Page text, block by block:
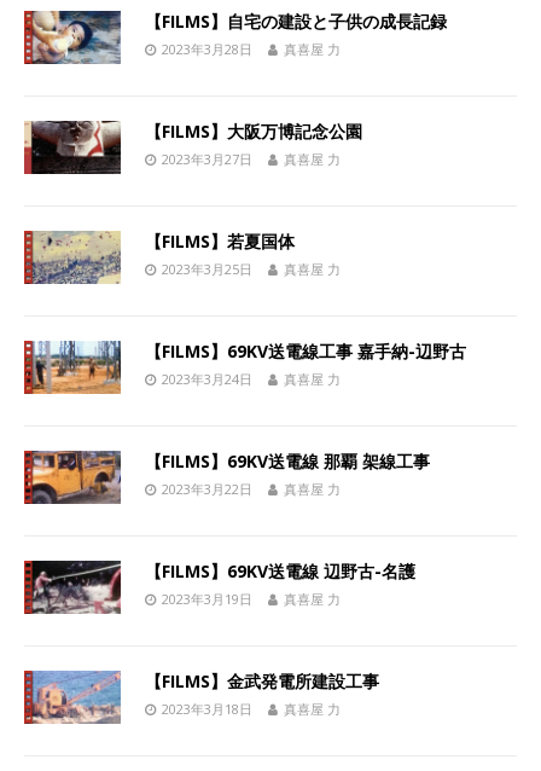
【FILMS】自宅の建設と子供の成長記録
2023年3月28日 真喜屋 力
【FILMS】大阪万博記念公園
2023年3月27日 真喜屋 力
【FILMS】若夏国体
2023年3月25日 真喜屋 力
【FILMS】69KV送電線工事 嘉手納-辺野古
2023年3月24日 真喜屋 力
【FILMS】69KV送電線 那覇 架線工事
2023年3月22日 真喜屋 力
【FILMS】69KV送電線 辺野古-名護
2023年3月19日 真喜屋 力
【FILMS】金武発電所建設工事
2023年3月18日 真喜屋 力